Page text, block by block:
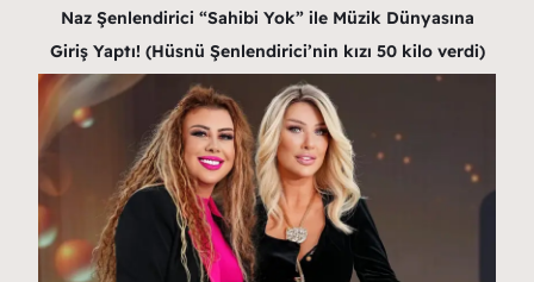
Naz Şenlendirici “Sahibi Yok” ile Müzik Dünyasına
Giriş Yaptı! (Hüsnü Şenlendirici’nin kızı 50 kilo verdi)